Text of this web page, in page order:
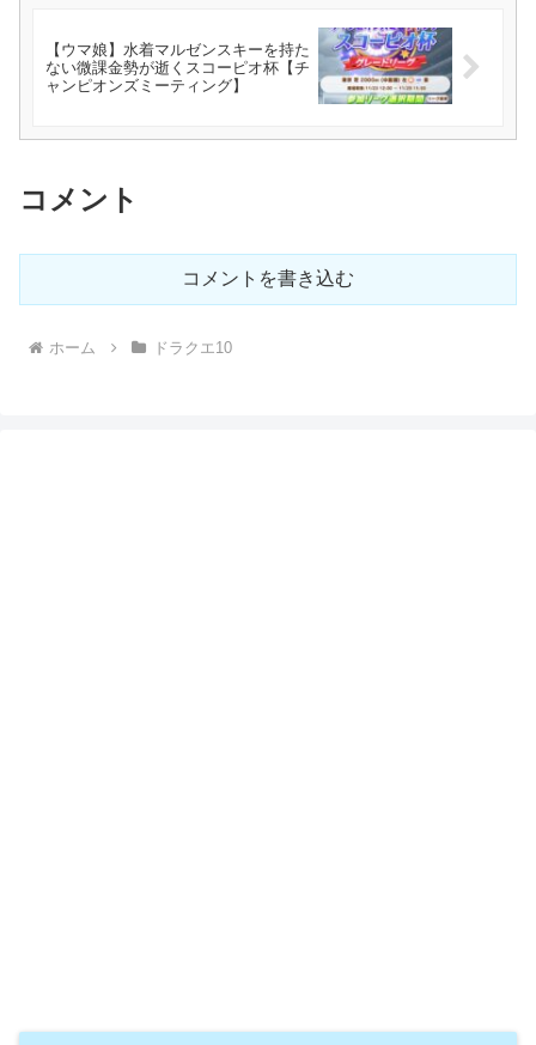
【ウマ娘】水着マルゼンスキーを持た
ない微課金勢が逝くスコーピオ杯【チ
ャンピオンズミーティング】
コメント
コメントを書き込む
ホーム ドラクエ10